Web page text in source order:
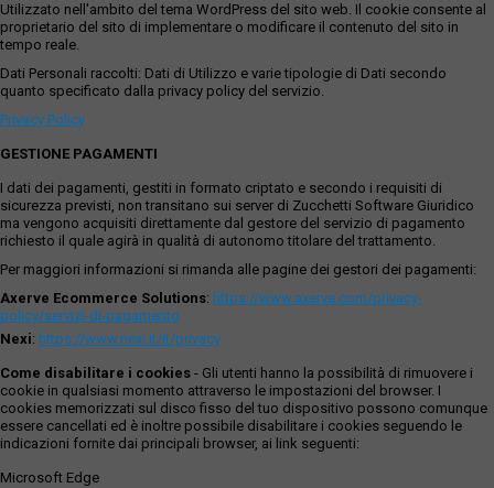
Utilizzato nell'ambito del tema WordPress del sito web. Il cookie consente al
proprietario del sito di implementare o modificare il contenuto del sito in
tempo reale.
Dati Personali raccolti: Dati di Utilizzo e varie tipologie di Dati secondo
quanto specificato dalla privacy policy del servizio.
Privacy Policy
GESTIONE PAGAMENTI
I dati dei pagamenti, gestiti in formato criptato e secondo i requisiti di
sicurezza previsti, non transitano sui server di Zucchetti Software Giuridico
ma vengono acquisiti direttamente dal gestore del servizio di pagamento
richiesto il quale agirà in qualità di autonomo titolare del trattamento.
Per maggiori informazioni si rimanda alle pagine dei gestori dei pagamenti:
Axerve Ecommerce Solutions: https://www.axerve.com/privacy-
policy/servizi-di-pagamento
Nexi: https://www.nexi.it/it/privacy
Come disabilitare i cookies - Gli utenti hanno la possibilità di rimuovere i
cookie in qualsiasi momento attraverso le impostazioni del browser. I
cookies memorizzati sul disco fisso del tuo dispositivo possono comunque
essere cancellati ed è inoltre possibile disabilitare i cookies seguendo le
indicazioni fornite dai principali browser, ai link seguenti:
Microsoft Edge